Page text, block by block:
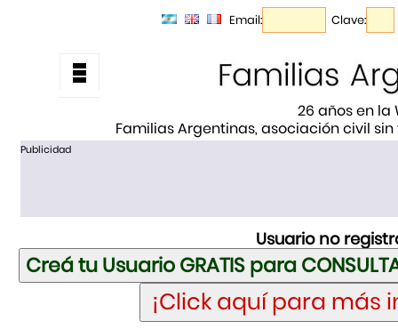
Email: Clave:
26 años en la
Familias Argentinas, asociación civil
Publicidad
Usuario no